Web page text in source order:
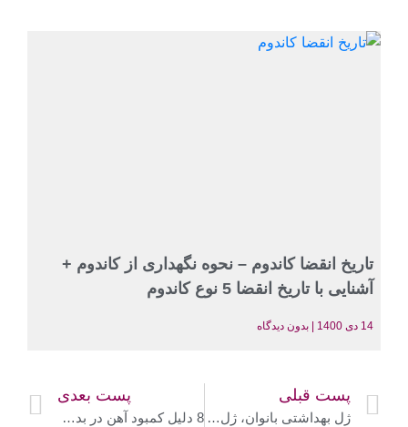
تاریخ انقضا کاندوم – نحوه نگهداری از کاندوم +
آشنایی با تاریخ انقضا 5 نوع کاندوم
14 دی 1400 بدون دیدگاه
پست قبلی
ژل بهداشتی بانوان، ژل بهداشتی آقایان– 6 مزیت ژل بهداشتی + معایب آن
پست بعدی
8 دلیل کمبود آهن در بدن زنان- کم خونی ناشی از فقر آهن، علائم و عوارض آن